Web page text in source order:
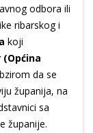
odbora ili
ribarskog i
koji
(Općina
da se
županija, na
sa
županije.